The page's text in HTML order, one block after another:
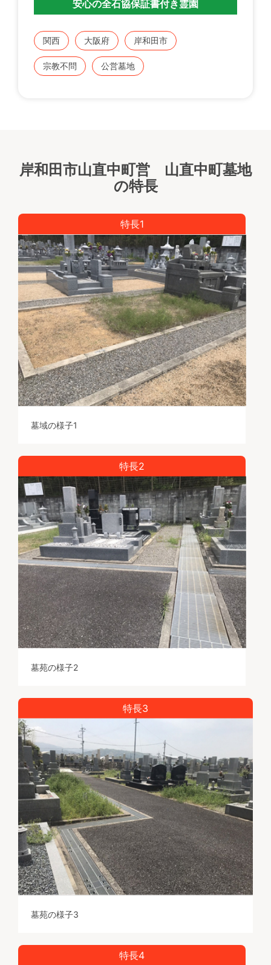
宗旨宗派は問いません。
4㎡（間口160mm×奥行250mm）
●山直中町住民
1区画（4㎡）あたり850,000円
●他市町村民
1区画あたり4,000円
平坦設計の墓地内は陽当たりが良く明るく
参道もきちんと整備されており、お参りがしやすい霊
墓地の近くには、ららぽーと和泉店、蜻蛉池公園があ
り、お子様・お孫様連れのお参りにも立ち寄ることが
できます。
また和風建築、庭園が美しい和泉市久保惣記念美術
館、桃山学院大学などがあります。
安心の全石協保証書付き霊園
関西 大阪府 岸和田市
宗教不問 公営墓地
岸和田市山直中町営 山直中町墓地
の特長
特長1
墓域の様子1
特長2
墓苑の様子2
特長3
墓苑の様子3
特長4